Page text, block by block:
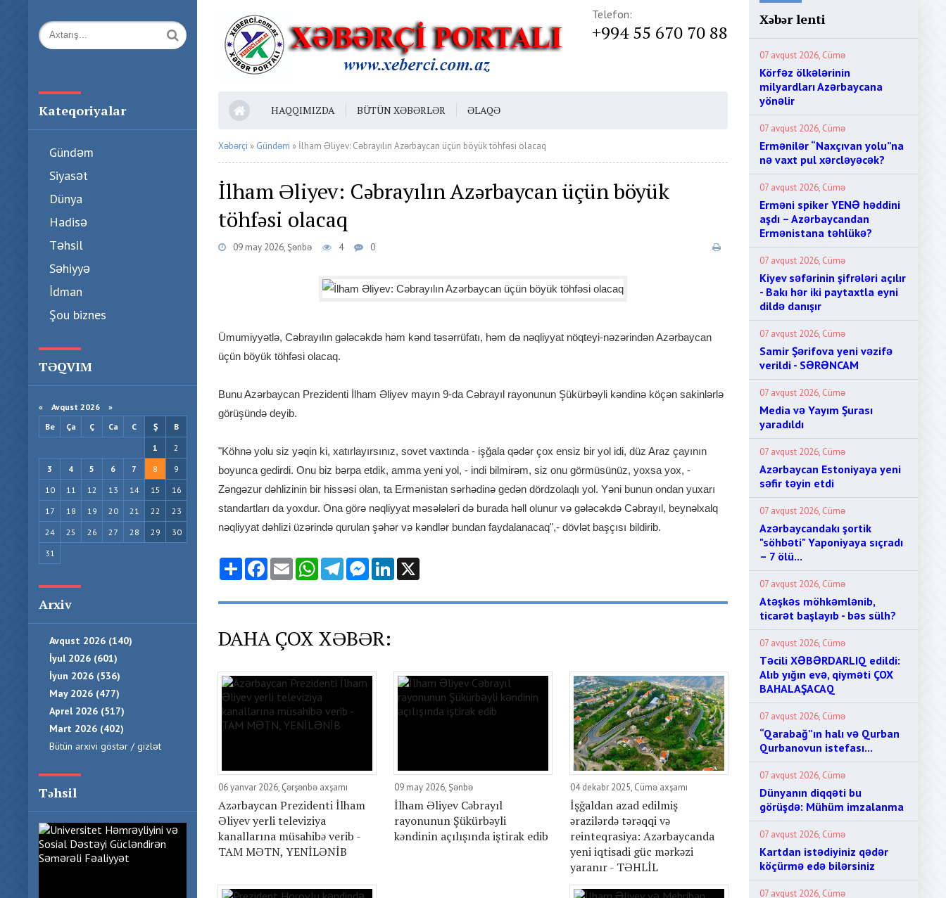
Telefon:
+994 55 670 70 88
Kateqoriyalar
Gündəm
Siyasət
Dünya
Hadisə
Təhsil
Səhiyyə
İdman
Şou biznes
TƏQVIM
« Avqust 2026 »
Be
Ça Ç Ca C Ş
B
1
2
3
4 5 6 7 8
9
10
11 12 13 14 15
16
17
18 19 20 21 22
23
24
25 26 27 28 29
30
31
Arxiv
Avqust 2026 (140)
İyul 2026 (601)
İyun 2026 (536)
May 2026 (477)
Aprel 2026 (517)
Mart 2026 (402)
Bütün arxivi göstər / gizlət
Təhsil
HAQQIMIZDA BÜTÜN XƏBƏRLƏR ƏLAQƏ
Xəbərçi » Gündəm » İlham Əliyev: Cəbrayılın Azərbaycan üçün böyük töhfəsi olacaq
İlham Əliyev: Cəbrayılın Azərbaycan üçün böyük
töhfəsi olacaq
09 may 2026, Şənbə 4 0
Ümumiyyətlə, Cəbrayılın gələcəkdə həm kənd təsərrüfatı, həm də nəqliyyat nöqteyi-nəzərindən Azərbaycan
üçün böyük töhfəsi olacaq.
Bunu Azərbaycan Prezidenti İlham Əliyev mayın 9-da Cəbrayıl rayonunun Şükürbəyli kəndinə köçən sakinlərlə
görüşündə deyib.
"Köhnə yolu siz yəqin ki, xatırlayırsınız, sovet vaxtında - işğala qədər çox ensiz bir yol idi, düz Araz çayının
boyunca gedirdi. Onu biz bərpa etdik, amma yeni yol, - indi bilmirəm, siz onu görmüsünüz, yoxsa yox, -
Zəngəzur dəhlizinin bir hissəsi olan, ta Ermənistan sərhədinə gedən dördzolaqlı yol. Yəni bunun ondan yuxarı
standartları da yoxdur. Ona görə nəqliyyat məsələləri də burada həll olunur və gələcəkdə Cəbrayıl, beynəlxalq
nəqliyyat dəhlizi üzərində qurulan şəhər və kəndlər bundan faydalanacaq",- dövlət başçısı bildirib.
Share Facebook
Email WhatsAppTelegramMessenger
LinkedIn
DAHA ÇOX XƏBƏR:
06 yanvar 2026, Çərşənbə axşamı
Azərbaycan Prezidenti İlham
Əliyev yerli televiziya
kanallarına müsahibə verib -
TAM MƏTN, YENİLƏNİB
09 may 2026, Şənbə
İlham Əliyev Cəbrayıl
rayonunun Şükürbəyli
kəndinin açılışında iştirak edib
04 dekabr 2025, Cümə axşamı
İşğaldan azad edilmiş
ərazilərdə tərəqqi və
reinteqrasiya: Azərbaycanda
yeni iqtisadi güc mərkəzi
yaranır - TƏHLİL
Xəbər lenti
07 avqust 2026, Cümə
Körfəz ölkələrinin
milyardları Azərbaycana
yönəlir
07 avqust 2026, Cümə
Ermənilər “Naxçıvan yolu”na
nə vaxt pul xərcləyəcək?
07 avqust 2026, Cümə
Erməni spiker YENƏ həddini
aşdı – Azərbaycandan
Ermənistana təhlükə?
07 avqust 2026, Cümə
Kiyev səfərinin şifrələri açılır
- Bakı hər iki paytaxtla eyni
dildə danışır
07 avqust 2026, Cümə
Samir Şərifova yeni vəzifə
verildi - SƏRƏNCAM
07 avqust 2026, Cümə
Media və Yayım Şurası
yaradıldı
07 avqust 2026, Cümə
Azərbaycan Estoniyaya yeni
səfir təyin etdi
07 avqust 2026, Cümə
Azərbaycandakı şortik
"söhbəti" Yaponiyaya sıçradı
– 7 ölü...
07 avqust 2026, Cümə
Atəşkəs möhkəmlənib,
ticarət başlayıb - bəs sülh?
07 avqust 2026, Cümə
Təcili XƏBƏRDARLIQ edildi:
Alıb yığın evə, qiyməti ÇOX
BAHALAŞACAQ
07 avqust 2026, Cümə
“Qarabağ”ın halı və Qurban
Qurbanovun istefası...
07 avqust 2026, Cümə
Dünyanın diqqəti bu
görüşdə: Mühüm imzalanma
07 avqust 2026, Cümə
Kartdan istədiyiniz qədər
köçürmə edə bilərsiniz
07 avqust 2026, Cümə